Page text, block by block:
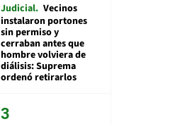
Judicial Vecinos
instalaron portones
sin permiso y
cerraban antes que
hombre volviera de
diálisis: Suprema
ordenó retirarlos